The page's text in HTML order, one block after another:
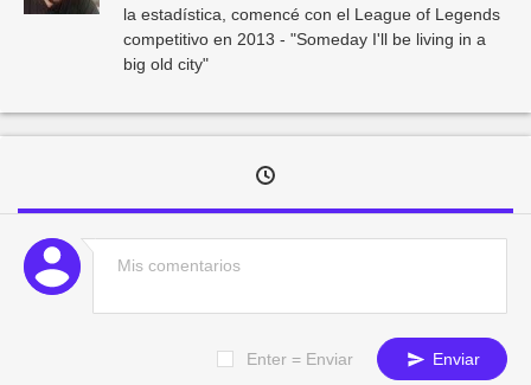
la estadística, comencé con el League of Legends
competitivo en 2013 - "Someday I'll be living in a
big old city"
Enter = Enviar Enviar